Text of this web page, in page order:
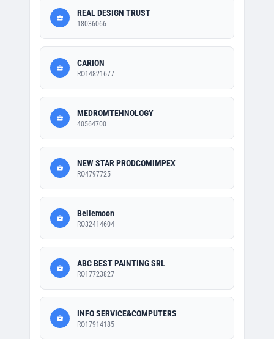
REAL DESIGN TRUST
18036066
CARION
RO14821677
MEDROMTEHNOLOGY
40564700
NEW STAR PRODCOMIMPEX
RO4797725
Bellemoon
RO32414604
ABC BEST PAINTING SRL
RO17723827
INFO SERVICE&COMPUTERS
RO17914185